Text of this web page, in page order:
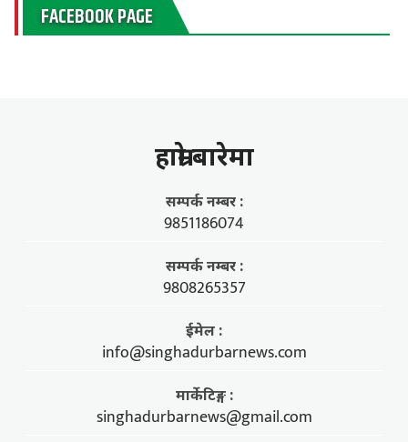
FACEBOOK PAGE
हाम्राे बारेमा
सम्पर्क नम्बर :
9851186074
सम्पर्क नम्बर :
9808265357
ईमेल :
info@singhadurbarnews.com
मार्केटिङ्ग :
singhadurbarnews@gmail.com